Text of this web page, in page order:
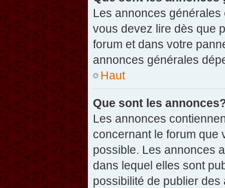
Les annonces
vous devez lire dès que
forum et dans votre
annonces générales
Haut
Que sont les
Les annonces
concernant le forum que
possible. Les annonces
dans lequel elles sont
possibilité de publier